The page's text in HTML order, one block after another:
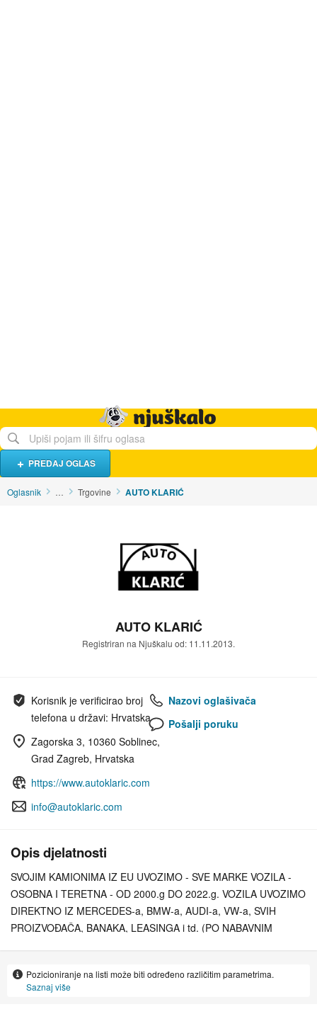
PREDAJ OGLAS
Oglasnik … Trgovine AUTO KLARIĆ
AUTO KLARIĆ
Registriran na Njuškalu od: 11.11.2013.
Korisnik je verificirao broj
telefona u državi: Hrvatska
Zagorska 3, 10360 Soblinec,
Grad Zagreb, Hrvatska
https://www.autoklaric.com
info@autoklaric.com
Nazovi oglašivača
Pošalji poruku
Opis djelatnosti
SVOJIM KAMIONIMA IZ EU UVOZIMO - SVE MARKE VOZILA -
OSOBNA I TERETNA - OD 2000.g DO 2022.g. VOZILA UVOZIMO
DIREKTNO IZ MERCEDES-a, BMW-a, AUDI-a, VW-a, SVIH
PROIZVOĐAČA, BANAKA, LEASINGA i td. (PO NABAVNIM
KONTAKTIRAJTE NAS PUTEM TELEFONA ILI E-MAILA KAKO BI
VAM IZRAČUNALI DOVOZ I DAVANJA U RH.
Pozicioniranje na listi može biti određeno različitim parametrima.
Saznaj više